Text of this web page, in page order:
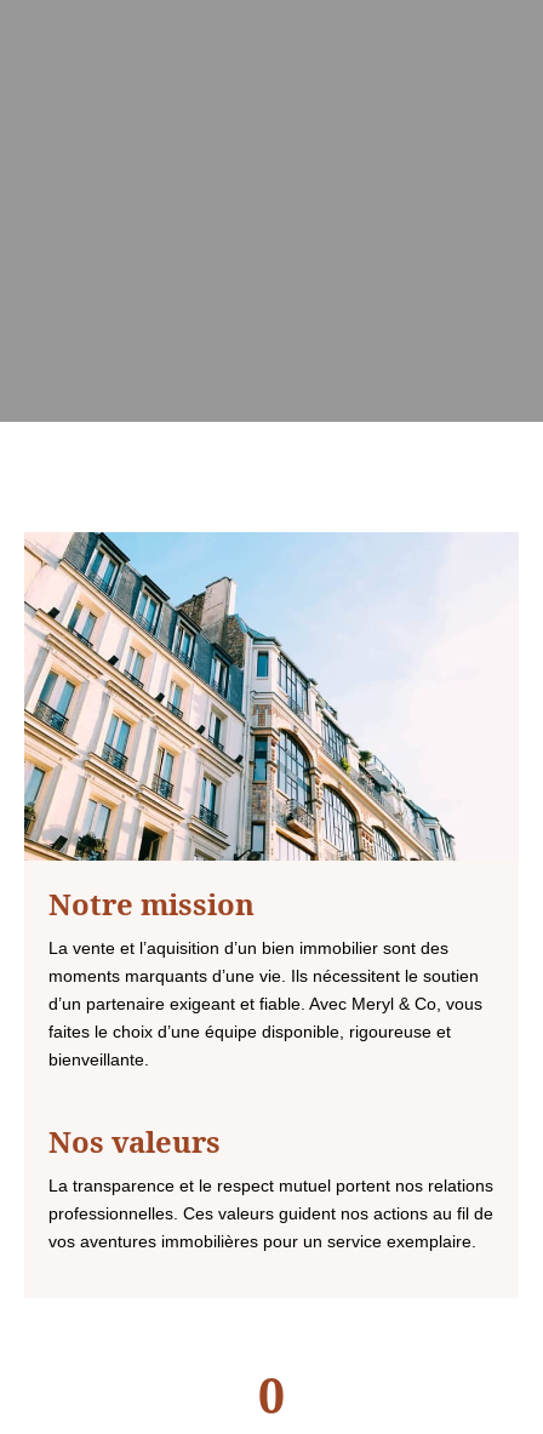
Notre mission
La vente et l’aquisition d’un bien immobilier sont des
moments marquants d’une vie. Ils nécessitent le soutien
d’un partenaire exigeant et fiable. Avec Meryl & Co, vous
faites le choix d’une équipe disponible, rigoureuse et
bienveillante.
Nos valeurs
La transparence et le respect mutuel portent nos relations
professionnelles. Ces valeurs guident nos actions au fil de
vos aventures immobilières pour un service exemplaire.
0